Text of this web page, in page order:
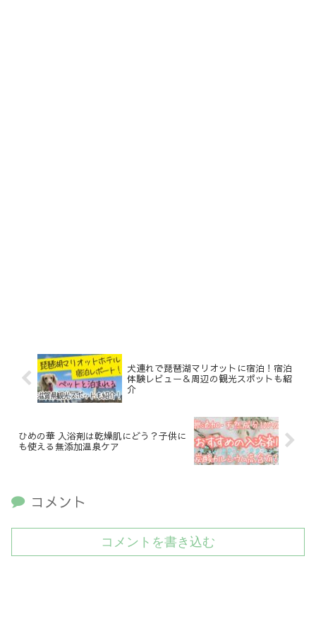
犬連れで琵琶湖マリオットに宿泊！宿泊
体験レビュー＆周辺の観光スポットも紹
介
ひめの華 入浴剤は乾燥肌にどう？子供に
も使える無添加温泉ケア
コメント
コメントを書き込む